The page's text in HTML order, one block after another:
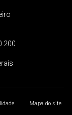
200
Mapa do site